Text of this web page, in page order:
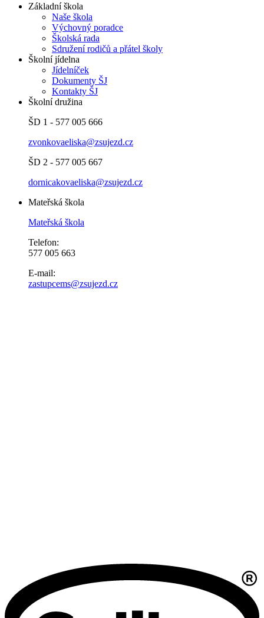
Základní škola
Naše škola
Výchovný poradce
Školská rada
Sdružení rodičů a přátel školy
Školní jídelna
Jídelníček
Dokumenty ŠJ
Kontakty ŠJ
Školní družina
ŠD 1 - 577 005 666
zvonkovaeliska@zsujezd.cz
ŠD 2 - 577 005 667
dornicakovaeliska@zsujezd.cz
Mateřská škola
Mateřská škola
Telefon:
577 005 663
E-mail:
zastupcems@zsujezd.cz